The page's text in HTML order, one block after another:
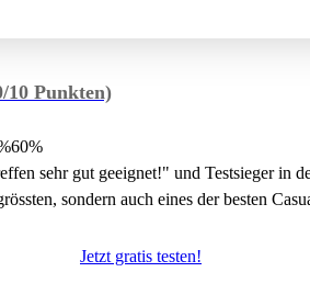
10 Punkten)
60%
sehr gut geeignet!" und Testsieger in
sondern auch eines der besten
Jetzt gratis testen!